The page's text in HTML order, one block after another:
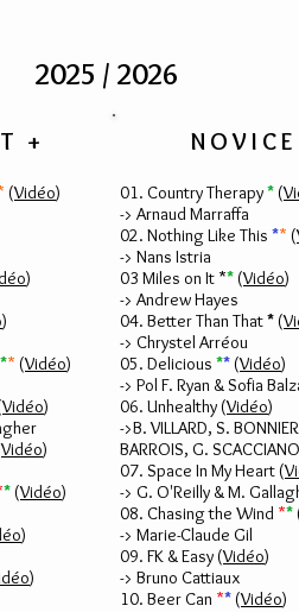
2025 / 2026
+
(Vidéo)
)
)
** (Vidéo)
Vidéo)
Vidéo)
* (Vidéo)
)
)
NOVICE
01. Country Therapy* (
-> Arnaud Marraffa
02. Nothing Like This ** (
-> Nans Istria
03 Miles on It ** (Vidéo)
-> Andrew Hayes
04. Better Than That* (
-> Chrystel Arréou
05. Delicious ** (Vidéo)
-> Pol F. Ryan & Sofia
06. Unhealthy (Vidéo)
->B. VILLARD, S.
BARROIS, G.
07. Space In My Heart (
-> G. O'Reilly & M.
08. Chasing the Wind **
-> Marie-Claude Gil
09. FK & Easy (Vidéo)
-> Bruno Cattiaux
10. Beer Can ** (Vidéo)